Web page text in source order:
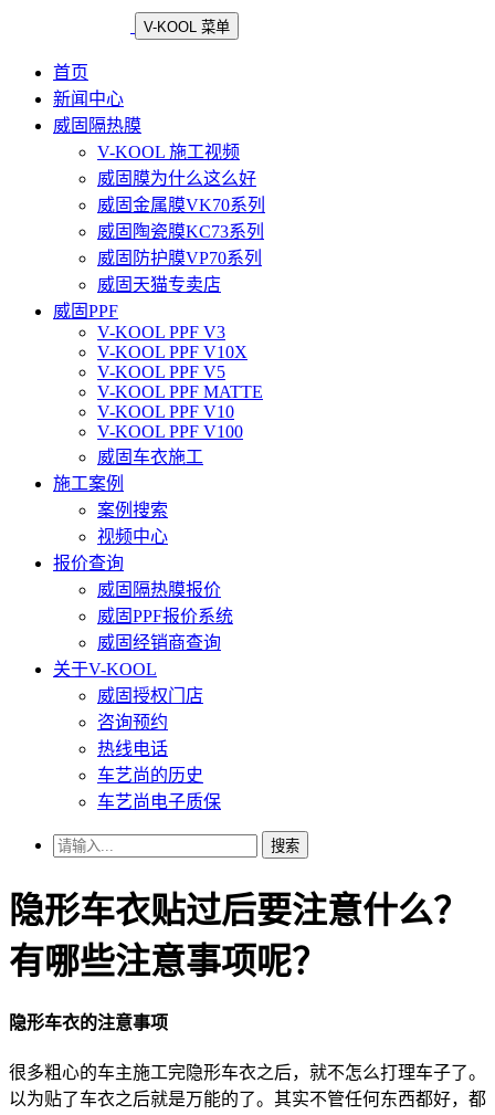
V-KOOL 菜单
首页
新闻中心
威固隔热膜
V-KOOL 施工视频
威固膜为什么这么好
威固金属膜VK70系列
威固陶瓷膜KC73系列
威固防护膜VP70系列
威固天猫专卖店
威固PPF
V-KOOL PPF V3
V-KOOL PPF V10X
V-KOOL PPF V5
V-KOOL PPF MATTE
V-KOOL PPF V10
V-KOOL PPF V100
威固车衣施工
施工案例
案例搜索
视频中心
报价查询
威固隔热膜报价
威固PPF报价系统
威固经销商查询
关于V-KOOL
威固授权门店
咨询预约
热线电话
车艺尚的历史
车艺尚电子质保
搜索
隐形车衣贴过后要注意什么？
有哪些注意事项呢？
隐形车衣的注意事项
很多粗心的车主施工完隐形车衣之后，就不怎么打理车子了。
以为贴了车衣之后就是万能的了。其实不管任何东西都好，都